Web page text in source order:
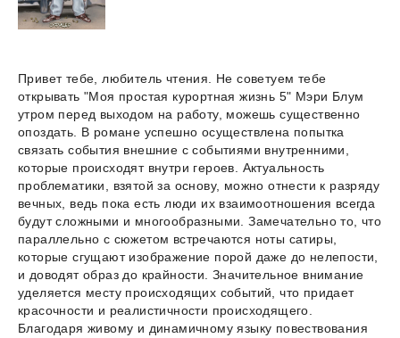
Привет тебе, любитель чтения. Не советуем тебе
открывать "Моя простая курортная жизнь 5" Мэри Блум
утром перед выходом на работу, можешь существенно
опоздать. В романе успешно осуществлена попытка
связать события внешние с событиями внутренними,
которые происходят внутри героев. Актуальность
проблематики, взятой за основу, можно отнести к разряду
вечных, ведь пока есть люди их взаимоотношения всегда
будут сложными и многообразными. Замечательно то, что
параллельно с сюжетом встречаются ноты сатиры,
которые сгущают изображение порой даже до нелепости,
и доводят образ до крайности. Значительное внимание
уделяется месту происходящих событий, что придает
красочности и реалистичности происходящего.
Благодаря живому и динамичному языку повествования